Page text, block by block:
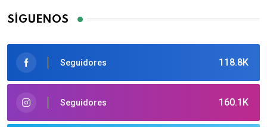
SÍGUENOS
118.8K
Seguidores
160.1K
Seguidores